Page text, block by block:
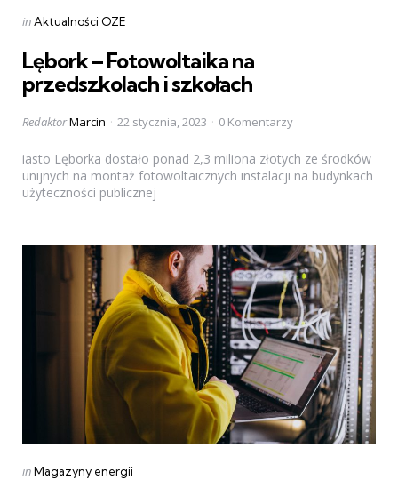
Categories
Posted
inAktualności OZE
Lębork – Fotowoltaika na
przedszkolach i szkołach
Posted
RedaktorMarcin 22 stycznia, 2023 0 Komentarzy
iasto Lęborka dostało ponad 2,3 miliona złotych ze środków
unijnych na montaż fotowoltaicznych instalacji na budynkach
użyteczności publicznej
Categories
Posted
inMagazyny energii